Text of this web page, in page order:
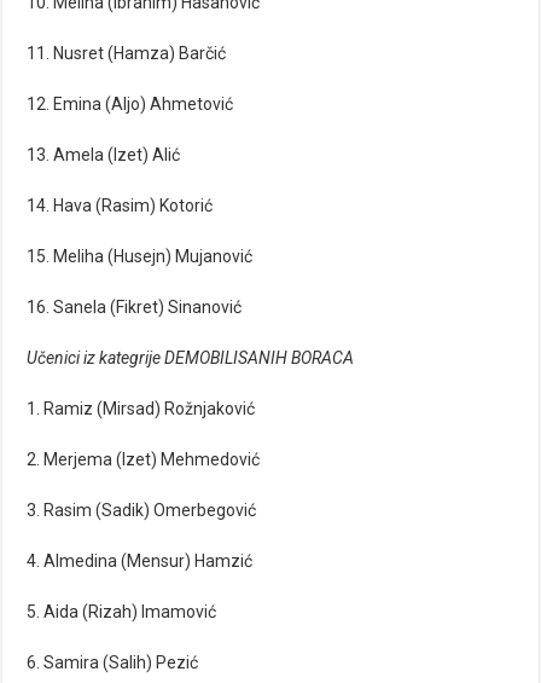
11. Nusret (Hamza) Barčić
12. Emina (Aljo) Ahmetović
13. Amela (Izet) Alić
14. Hava (Rasim) Kotorić
15. Meliha (Husejn) Mujanović
16. Sanela (Fikret) Sinanović
Učenici iz kategrije DEMOBILISANIH BORACA
1. Ramiz (Mirsad) Rožnjaković
2. Merjema (Izet) Mehmedović
3. Rasim (Sadik) Omerbegović
4. Almedina (Mensur) Hamzić
5. Aida (Rizah) Imamović
6. Samira (Salih) Pezić